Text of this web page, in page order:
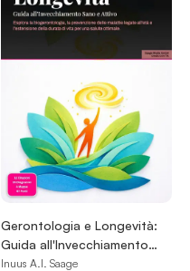
Gerontologia e Longevità:
Guida all'Invecchiamento
Sano e Attivo
Inuus A.I. Saage